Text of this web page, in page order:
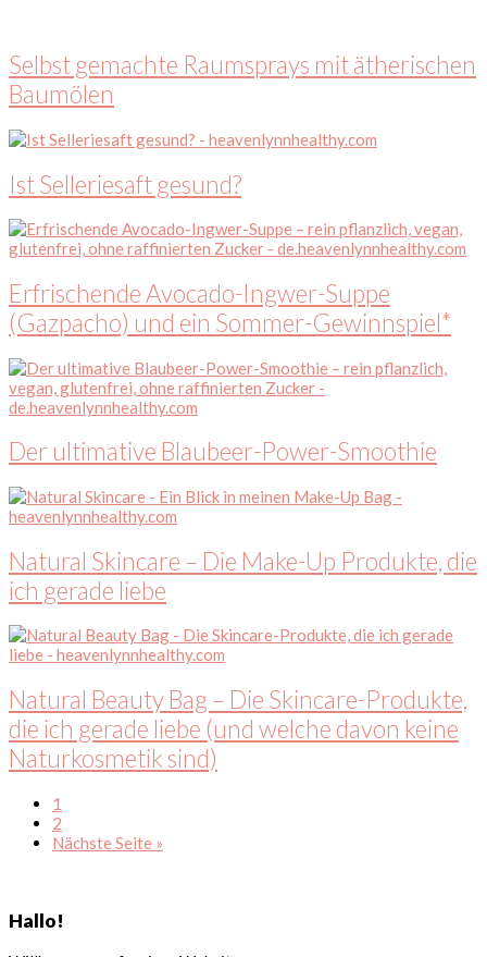
Selbst gemachte Raumsprays mit ätherischen
Baumölen
Ist Selleriesaft gesund?
Erfrischende Avocado-Ingwer-Suppe
(Gazpacho) und ein Sommer-Gewinnspiel*
Der ultimative Blaubeer-Power-Smoothie
Natural Skincare – Die Make-Up Produkte, die
ich gerade liebe
Natural Beauty Bag – Die Skincare-Produkte,
die ich gerade liebe (und welche davon keine
Naturkosmetik sind)
S
e
i
1
S
e
2
Nächste Seite a
»
Hallo!